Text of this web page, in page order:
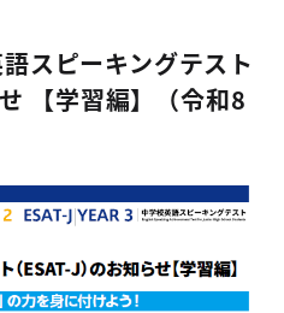
スピーキングテスト
【学習編】（令和8